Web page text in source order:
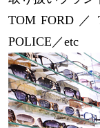
TOM FORD ／
POLICE／etc